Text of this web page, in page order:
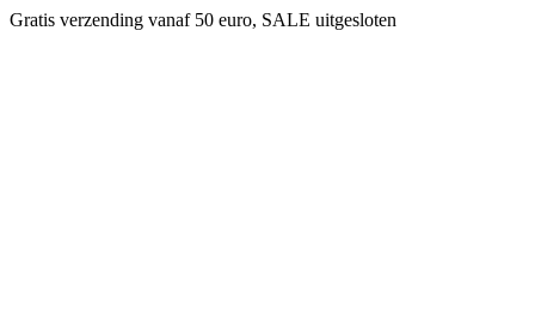
Gratis verzending vanaf 50 euro, SALE uitgesloten